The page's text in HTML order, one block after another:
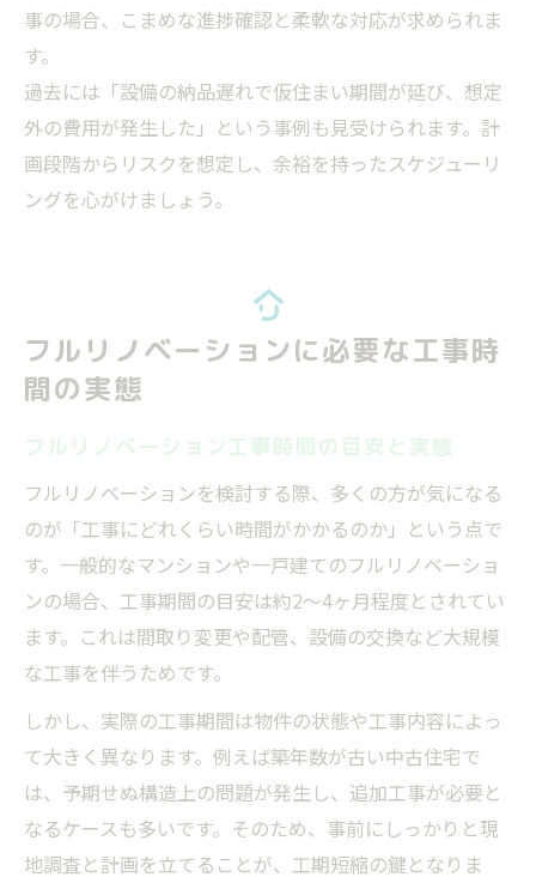
事の場合、こまめな進捗確認と柔軟な対応が求められま
す。
過去には「設備の納品遅れで仮住まい期間が延び、想定
外の費用が発生した」という事例も見受けられます。計
画段階からリスクを想定し、余裕を持ったスケジューリ
ングを心がけましょう。
フルリノベーションに必要な工事時
間の実態
フルリノベーション工事時間の目安と実態
フルリノベーションを検討する際、多くの方が気になる
のが「工事にどれくらい時間がかかるのか」という点で
す。一般的なマンションや一戸建てのフルリノベーショ
ンの場合、工事期間の目安は約2〜4ヶ月程度とされてい
ます。これは間取り変更や配管、設備の交換など大規模
な工事を伴うためです。
しかし、実際の工事期間は物件の状態や工事内容によっ
て大きく異なります。例えば築年数が古い中古住宅で
は、予期せぬ構造上の問題が発生し、追加工事が必要と
なるケースも多いです。そのため、事前にしっかりと現
地調査と計画を立てることが、工期短縮の鍵となりま